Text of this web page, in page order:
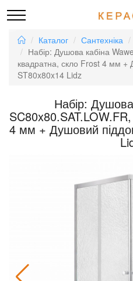
Каталог Сантехніка
Набір: Душова кабіна
квадратна, скло Frost 4 мм +
ST80x80x14 Lidz
Набір:
4 мм + Душовий